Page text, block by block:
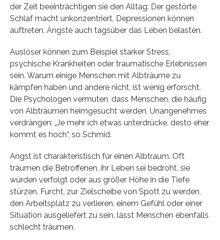
der Zeit beeinträchtigen sie den Alltag: Der gestörte
Schlaf macht unkonzentriert, Depressionen können
auftreten, Ängste auch tagsüber das Leben belasten.
Auslöser können zum Beispiel starker Stress,
psychische Krankheiten oder traumatische Erlebnissen
sein. Warum einige Menschen mit Albträume zu
kämpfen haben und andere nicht, ist wenig erforscht.
Die Psychologen vermuten, dass Menschen, die häufig
von Albträumen heimgesucht werden, Unangenehmes
verdrängen: „Je mehr ich etwas unterdrücke, desto eher
kommt es hoch“, so Schmid.
Angst ist charakteristisch für einen Albtraum. Oft
träumen die Betroffenen, ihr Leben sei bedroht, sie
würden verfolgt oder aus größer Höhe in die Tiefe
stürzen. Furcht, zur Zielscheibe von Spott zu werden,
den Arbeitsplatz zu verlieren, einem Gefühl oder einer
Situation ausgeliefert zu sein, lässt Menschen ebenfalls
schlecht träumen.